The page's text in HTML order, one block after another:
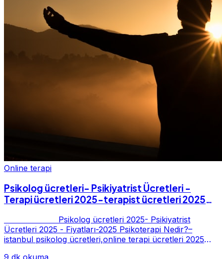
Online terapi
Psikolog ücretleri- Psikiyatrist Ücretleri -
Terapi ücretleri 2025-terapist ücretleri 2025-
Psikolog ücretleri 2025- Psikiyatrist
Ücretleri 2025 - Fiyatları-2025 Psikoterapi Nedir?–
istanbul psikolog ücretleri,online terapi ücretleri 2025
9 dk okuma